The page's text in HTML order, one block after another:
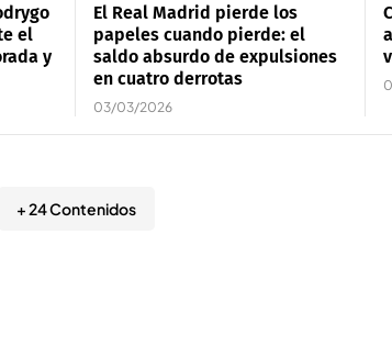
el
y
El Real Madrid pierde los
papeles cuando pierde: el
saldo absurdo de expulsiones
en cuatro derrotas
03/03/2026
+ 24 Contenidos